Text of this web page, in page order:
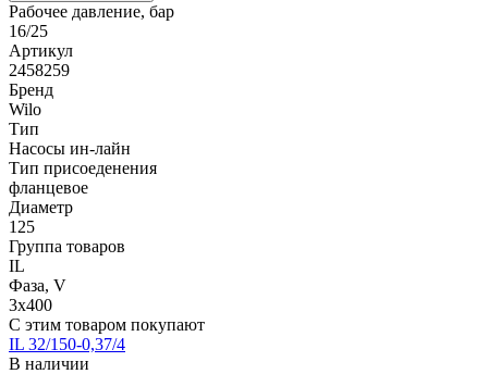
Рабочее давление, бар
16/25
Артикул
2458259
Бренд
Wilo
Тип
Насосы ин-лайн
Тип присоеденения
фланцевое
Диаметр
125
Группа товаров
IL
Фаза, V
3х400
С этим товаром покупают
IL 32/150-0,37/4
В наличии